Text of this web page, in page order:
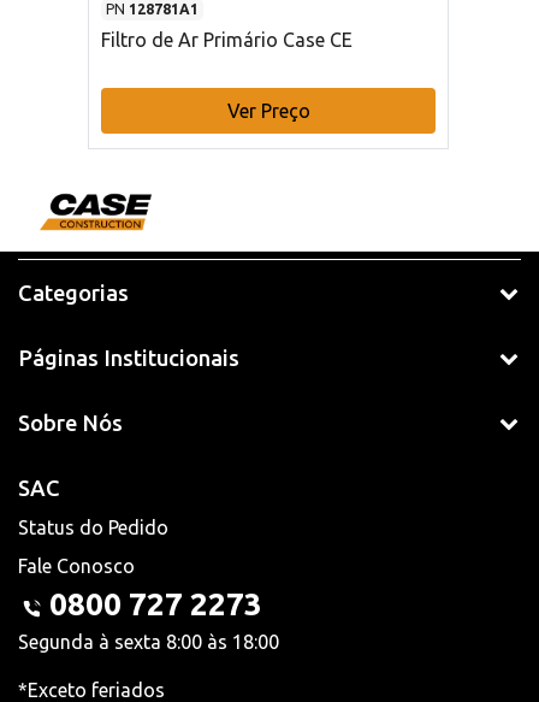
PN 128781A1
Filtro de Ar Primário Case CE
Ver Preço
Categorias
Páginas Institucionais
Sobre Nós
SAC
Status do Pedido
Fale Conosco
0800 727 2273
Segunda à sexta 8:00 às 18:00
*Exceto feriados